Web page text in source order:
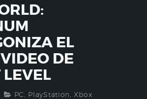
EL
DE
LEVEL
PC PlayStation Xbox